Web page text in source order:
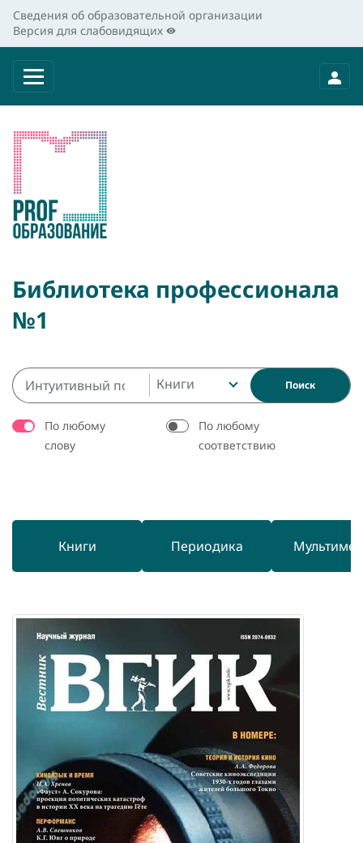
Сведения об образовательной организации
Версия для слабовидящих
Библиотека профессионала
№1
Книги Поиск
По любому
слову
По любому
соответствию
Книги Периодика